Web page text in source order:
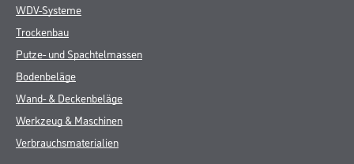
WDV-Systeme
Trockenbau
Putze- und Spachtelmassen
Bodenbeläge
Wand- & Deckenbeläge
Werkzeug & Maschinen
Verbrauchsmaterialien